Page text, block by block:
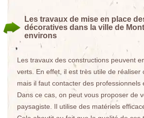
Les travaux de mise en place
décoratives dans la ville de
environs
Les travaux des constructions peuvent
verts. En effet, il est très utile de réaliser
mais il faut contacter des professionnels
Dans ce cas, on peut vous proposer de
paysagiste. Il utilise des matériels